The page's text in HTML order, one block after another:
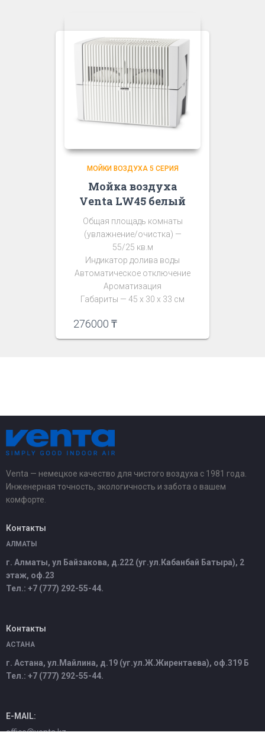
МОЙКИ ВОЗДУХА 5 СЕРИЯ
Мойка воздуха
Venta LW45 белый
Общая площадь комнаты
(увлажнение/очистка) —
55/25 кв.м
Индикатор долива воды
Автоматическое отключение
Ароматизация
Габариты — 45 х 30 х 33 см
276000 ₸
Venta — немецкое качество для чистого воздуха с 1981 года.
Инженерная точность, экологичность и забота о вашем
комфорте.
Контакты
АЛМАТЫ
г. Алматы, ул Байзакова, д.222 (уг.ул.Кабанбай Батыра), 2
этаж, оф.23
Тел.: +7 (777) 292-55-44.
Контакты
АСТАНА
г. Астана, ул.Майлина, д.19 (уг.ул.Ж.Жирентаева), оф.319 Б
Тел.: +7 (777) 292-55-44.
E-MAIL:
office@venta.kz